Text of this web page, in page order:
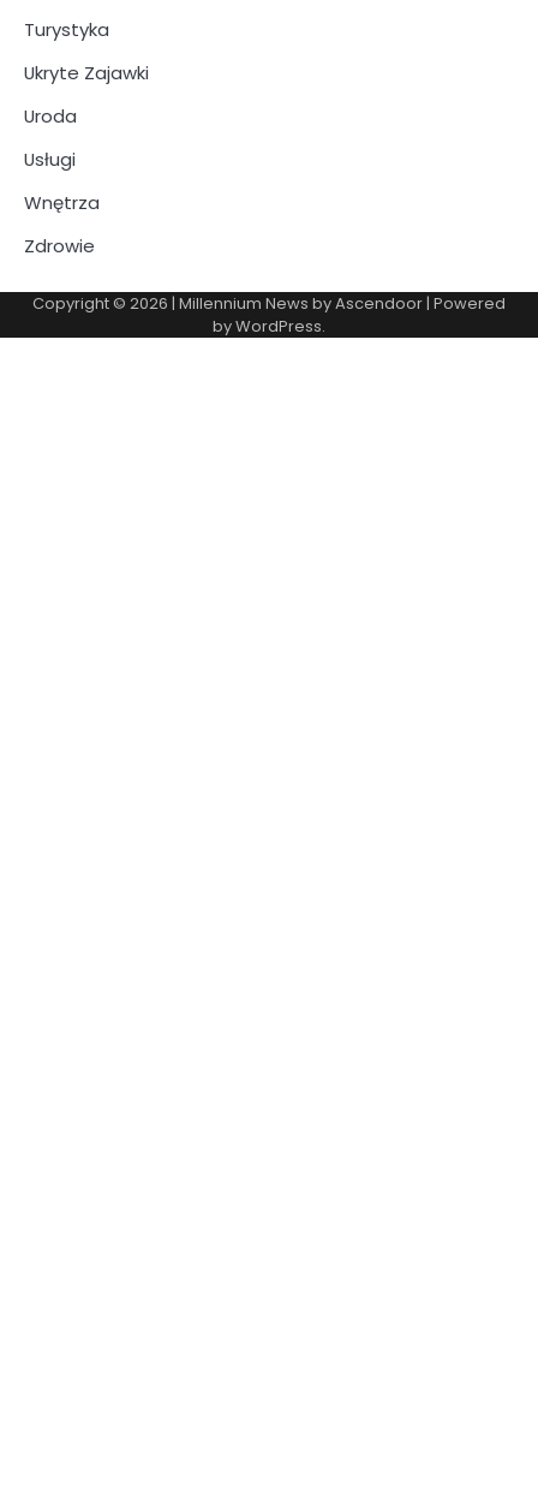
Turystyka
Ukryte Zajawki
Uroda
Usługi
Wnętrza
Zdrowie
Copyright © 2026 | Millennium News byAscendoor| Powered
byWordPress.